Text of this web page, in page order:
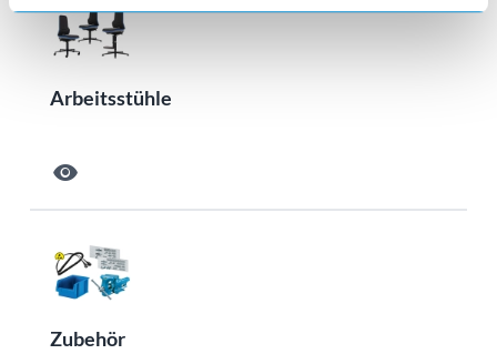
Arbeitsstühle
visibility
Zubehör